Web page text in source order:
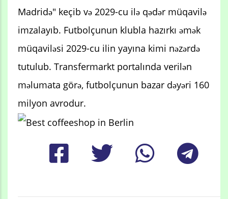
Madridə" keçib və 2029-cu ilə qədər müqavilə
imzalayıb. Futbolçunun klubla hazırkı əmək
müqaviləsi 2029-cu ilin yayına kimi nəzərdə
tutulub. Transfermarkt portalında verilən
məlumata görə, futbolçunun bazar dəyəri 160
milyon avrodur.